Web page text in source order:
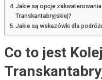
Jakie są opcje
Transkantabryjskiej?
Jakie są wskazówki dla
Co to jest Kolej